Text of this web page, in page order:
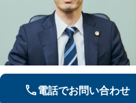
電話でお問い合わせ